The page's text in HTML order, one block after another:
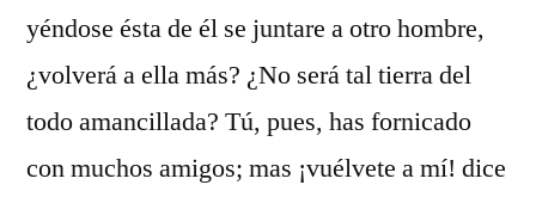
yéndose ésta de él se juntare a otro hombre,
¿volverá a ella más? ¿No será tal tierra del
todo amancillada? Tú, pues, has fornicado
con muchos amigos; mas ¡vuélvete a mí! dice